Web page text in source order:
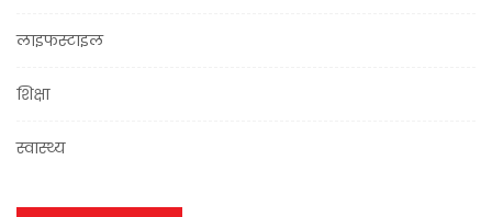
लाइफस्टाइल
शिक्षा
स्वास्थ्य